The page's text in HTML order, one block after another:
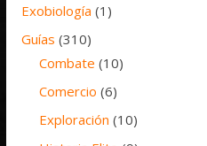
Exobiología (1)
Guías (310)
Combate (10)
Comercio (6)
Exploración (10)